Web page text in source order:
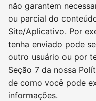
não garantem
ou parcial do
Site/Aplicativo. Por
tenha enviado pode
outro usuário ou por
Seção 7 da nossa
de como você pode
informações.